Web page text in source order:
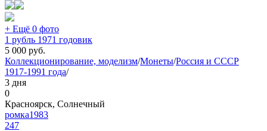
+ Ещё 0 фото
1 рубль 1971 годовик
5 000 руб.
Коллекционирование, моделизм/Монеты/Россия и СССР
1917-1991 года/
3 дня
0
Красноярск, Солнечный
ромка1983
247